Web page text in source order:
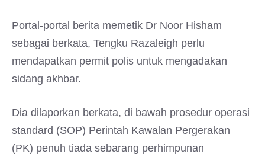
Portal-portal berita memetik Dr Noor Hisham
sebagai berkata, Tengku Razaleigh perlu
mendapatkan permit polis untuk mengadakan
sidang akhbar.
Dia dilaporkan berkata, di bawah prosedur operasi
standard (SOP) Perintah Kawalan Pergerakan
(PK) penuh tiada sebarang perhimpunan